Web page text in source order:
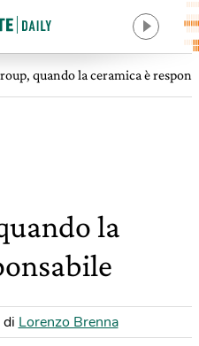
quando la ceramica è
la
di Lorenzo Brenna